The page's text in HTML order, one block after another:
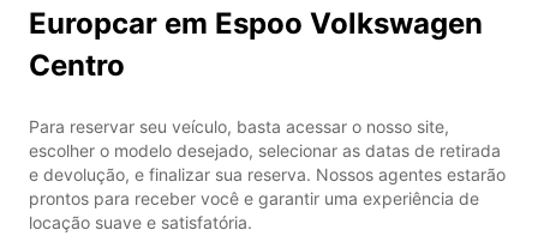
Europcar em Espoo Volkswagen
Centro
Para reservar seu veículo, basta acessar o nosso site,
escolher o modelo desejado, selecionar as datas de retirada
e devolução, e finalizar sua reserva. Nossos agentes estarão
prontos para receber você e garantir uma experiência de
locação suave e satisfatória.